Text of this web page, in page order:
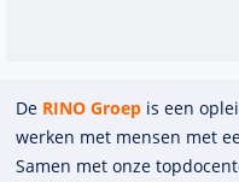
De RINO Groep is een
werken met mensen met
Samen met onze